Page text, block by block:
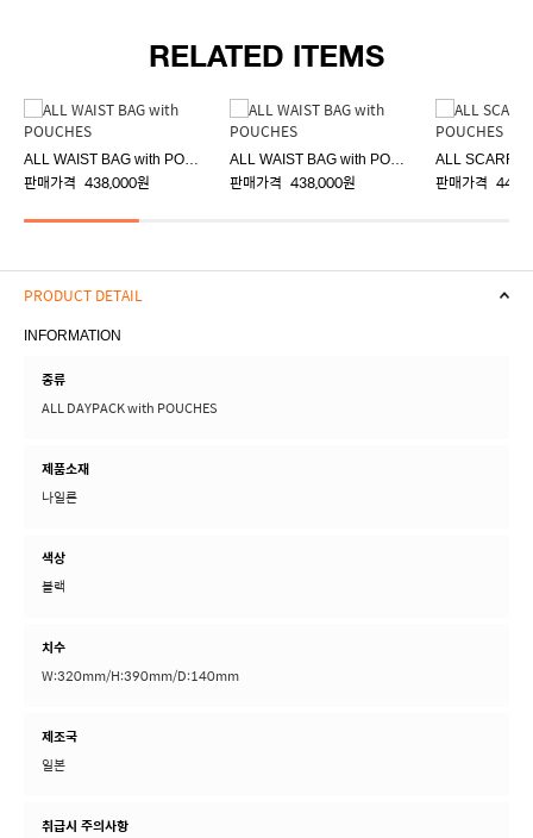
RELATED ITEMS
ALL WAIST BAG with POUCHES
판매가격 438,000원
ALL WAIST BAG with POUCHES
판매가격 438,000원 판매가격
PRODUCT DETAIL
INFORMATION
종류
ALL DAYPACK with POUCHES
제품소재
나일론
색상
블랙
치수
W:320mm/H:390mm/D:140mm
제조국
일본
취급시 주의사항